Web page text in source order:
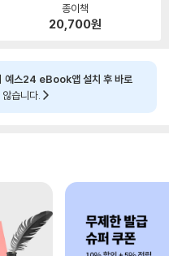
종이책
20,700원
예스24 eBook앱 설치 후 바로
습니다.